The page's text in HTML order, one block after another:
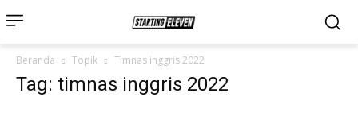
Beranda Topik Timnas inggris 2022
Tag: timnas inggris 2022